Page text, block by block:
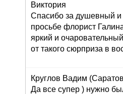
Виктория
Спасибо за душевный
просьбе флорист
яркий и
от такого сюрприза в
Круглов Вадим
Да все супер ) нужно